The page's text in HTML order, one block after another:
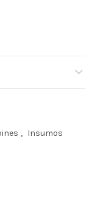
, Insumos